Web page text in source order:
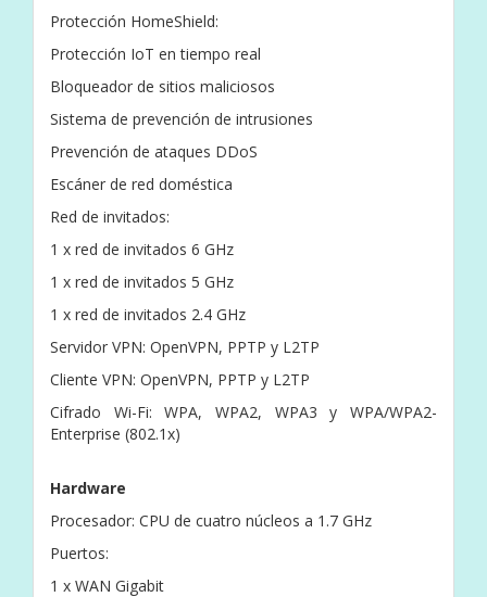
Protección HomeShield:
Protección IoT en tiempo real
Bloqueador de sitios maliciosos
Sistema de prevención de intrusiones
Prevención de ataques DDoS
Escáner de red doméstica
Red de invitados:
1 x red de invitados 6 GHz
1 x red de invitados 5 GHz
1 x red de invitados 2.4 GHz
Servidor VPN: OpenVPN, PPTP y L2TP
Cliente VPN: OpenVPN, PPTP y L2TP
Cifrado Wi-Fi: WPA, WPA2, WPA3 y WPA/WPA2-
Enterprise (802.1x)
Hardware
Procesador: CPU de cuatro núcleos a 1.7 GHz
Puertos:
1 x WAN Gigabit